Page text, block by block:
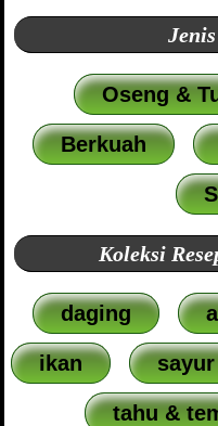
Oseng &
Berkuah
Koleksi
daging
ikan sayur
tahu &